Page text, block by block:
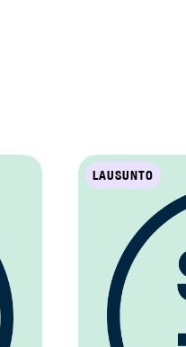
LAUSUNTO